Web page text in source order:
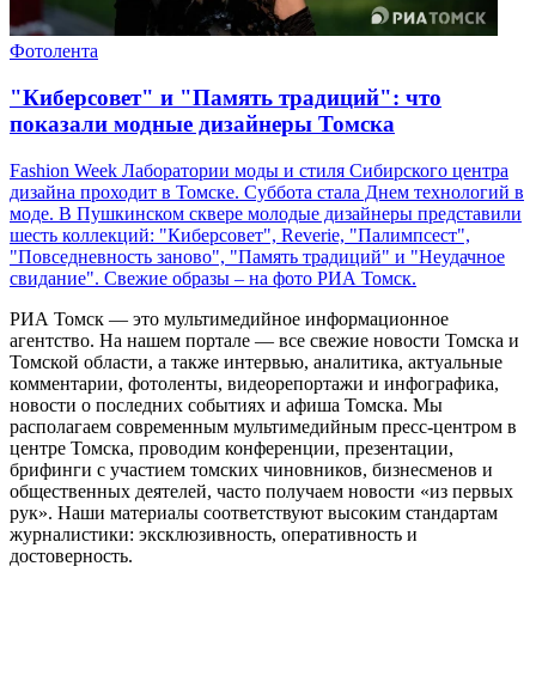
Фотолента
"Киберсовет" и "Память традиций": что
показали модные дизайнеры Томска
Fashion Week Лаборатории моды и стиля Сибирского центра
дизайна проходит в Томске. Суббота стала Днем технологий в
моде. В Пушкинском сквере молодые дизайнеры представили
шесть коллекций: "Киберсовет", Reverie, "Палимпсест",
"Повседневность заново", "Память традиций" и "Неудачное
свидание". Свежие образы – на фото РИА Томск.
РИА Томск — это мультимедийное информационное
агентство. На нашем портале — все свежие новости Томска и
Томской области, а также интервью, аналитика, актуальные
комментарии, фотоленты, видеорепортажи и инфографика,
новости о последних событиях и афиша Томска. Мы
располагаем современным мультимедийным пресс-центром в
центре Томска, проводим конференции, презентации,
брифинги с участием томских чиновников, бизнесменов и
общественных деятелей, часто получаем новости «из первых
рук». Наши материалы соответствуют высоким стандартам
журналистики: эксклюзивность, оперативность и
достоверность.